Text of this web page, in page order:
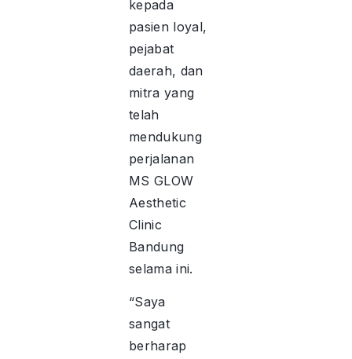
kepada
pasien loyal,
pejabat
daerah, dan
mitra yang
telah
mendukung
perjalanan
MS GLOW
Aesthetic
Clinic
Bandung
selama ini.
“Saya
sangat
berharap